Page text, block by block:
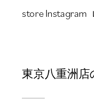
store Instagram
東京八重洲